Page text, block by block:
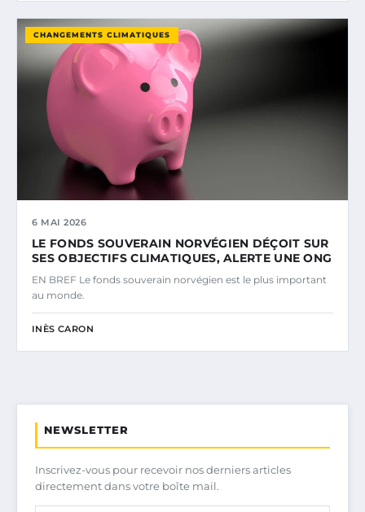
CHANGEMENTS CLIMATIQUES
6 MAI 2026
LE FONDS SOUVERAIN NORVÉGIEN DÉÇOIT SUR
SES OBJECTIFS CLIMATIQUES, ALERTE UNE ONG
EN BREF Le fonds souverain norvégien est le plus important
au monde.
INÈS CARON
NEWSLETTER
Inscrivez-vous pour recevoir nos derniers articles
directement dans votre boîte mail.